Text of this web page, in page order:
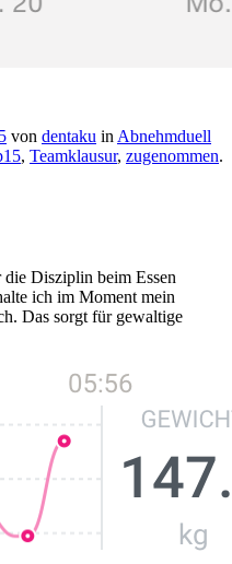
von dentaku in Abnehmduell
, Teamklausur, zugenommen.
Disziplin beim Essen
ich im Moment mein
Das sorgt für gewaltige